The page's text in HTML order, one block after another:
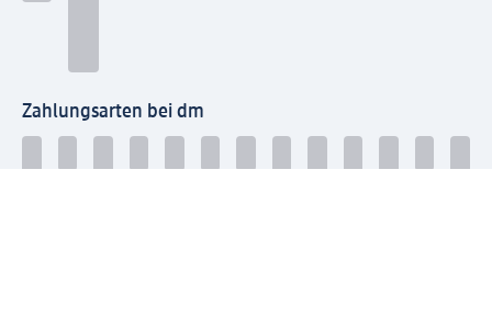
Zahlungsarten bei dm